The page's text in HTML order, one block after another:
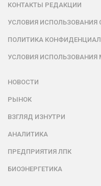
КОНТАКТЫ РЕДАКЦИИ
УСЛОВИЯ ИСПОЛЬЗОВАНИЯ
ПОЛИТИКА
УСЛОВИЯ ИСПОЛЬЗОВАНИЯ
НОВОСТИ
РЫНОК
ВЗГЛЯД ИЗНУТРИ
АНАЛИТИКА
ПРЕДПРИЯТИЯ ЛПК
БИОЭНЕРГЕТИКА